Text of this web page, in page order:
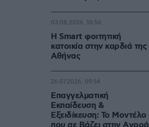
Η Smart φοιτητική
κατοικία στην καρδιά της
Αθήνας
03.08.2026, 10:56
Επαγγελματική
Εκπαίδευση &
Εξειδίκευση: Το Mοντέλο
26.07.2026, 09:54